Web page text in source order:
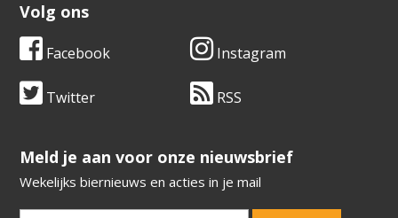
Volg ons
Facebook Instagram
Twitter RSS
​​​​​​​Meld je aan voor onze nieuwsbrief
Wekelijks biernieuws en acties in je mail